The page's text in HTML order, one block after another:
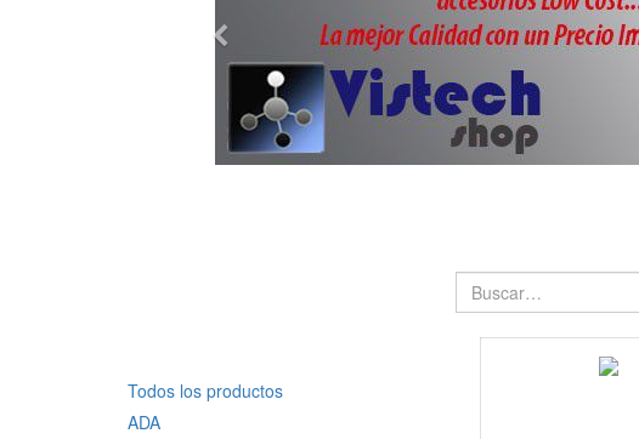
Todos los productos
ADA